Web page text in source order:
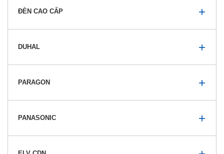
ĐÈN CAO CẤP
DUHAL
PARAGON
PANASONIC